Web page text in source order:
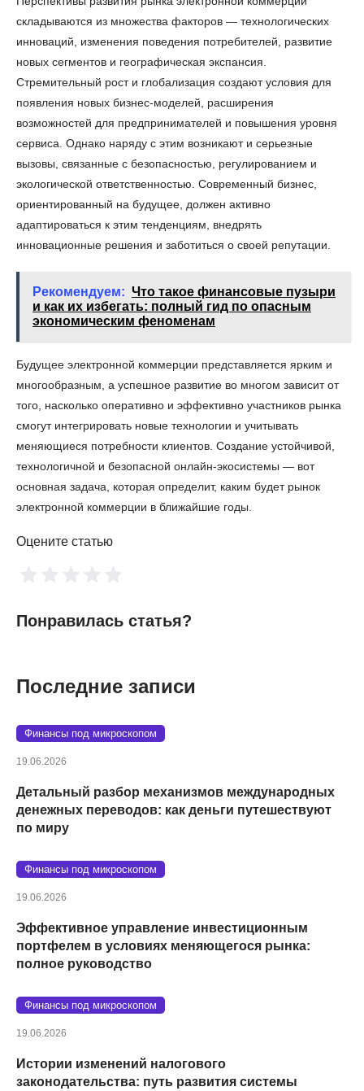
складываются из множества факторов — технологических
инноваций, изменения поведения потребителей, развитие
новых сегментов и географическая экспансия.
Стремительный рост и глобализация создают условия для
появления новых бизнес-моделей, расширения
возможностей для предпринимателей и повышения уровня
сервиса. Однако наряду с этим возникают и серьезные
вызовы, связанные с безопасностью, регулированием и
экологической ответственностью. Современный бизнес,
ориентированный на будущее, должен активно
адаптироваться к этим тенденциям, внедрять
инновационные решения и заботиться о своей репутации.
Рекомендуем: Что такое финансовые пузыри
и как их избегать: полный гид по опасным
экономическим феноменам
Будущее электронной коммерции представляется ярким и
многообразным, а успешное развитие во многом зависит от
того, насколько оперативно и эффективно участников рынка
смогут интегрировать новые технологии и учитывать
меняющиеся потребности клиентов. Создание устойчивой,
технологичной и безопасной онлайн-экосистемы — вот
основная задача, которая определит, каким будет рынок
электронной коммерции в ближайшие годы.
Оцените статью
Понравилась статья?
Последние записи
Финансы под микроскопом
19.06.2026
Детальный разбор механизмов международных
денежных переводов: как деньги путешествуют
по миру
Финансы под микроскопом
19.06.2026
Эффективное управление инвестиционным
портфелем в условиях меняющегося рынка:
полное руководство
Финансы под микроскопом
19.06.2026
Истории изменений налогового
законодательства: путь развития системы